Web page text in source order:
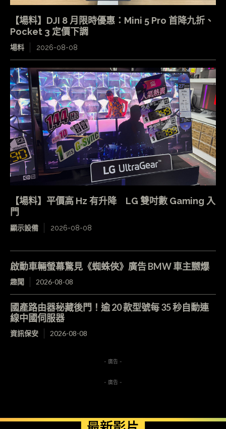
【場料】DJI 8 月限時優惠：Mini 5 Pro 首降九折、
Pocket 3 定價下調
場料 2026-08-08
【場料】平價高 Hz 有升降 LG 雙吋數 Gaming 入
門
顯示設備 2026-08-08
啟動車輛螢幕驚見《蜘蛛俠》廣告 BMW 車主嬲爆
趣聞 2026-08-08
國產路由器秘藏後門！逾 20 款型號每 35 秒自動連
線中國伺服器
資訊保安 2026-08-08
- 廣告 -
- 廣告 -